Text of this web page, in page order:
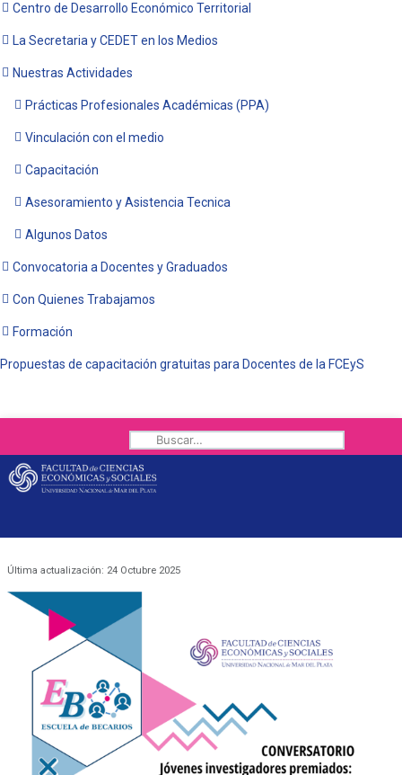
Centro de Desarrollo Económico Territorial
La Secretaria y CEDET en los Medios
Nuestras Actividades
Prácticas Profesionales Académicas (PPA)
Vinculación con el medio
Capacitación
Asesoramiento y Asistencia Tecnica
Algunos Datos
Convocatoria a Docentes y Graduados
Con Quienes Trabajamos
Formación
Propuestas de capacitación gratuitas para Docentes de la FCEyS
Buscar
Última actualización: 24 Octubre 2025